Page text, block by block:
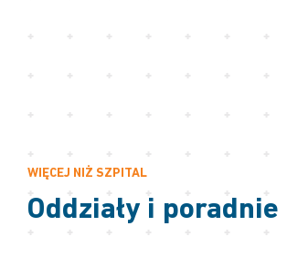
WIĘCEJ NIŻ SZPITAL
Oddziały i poradnie